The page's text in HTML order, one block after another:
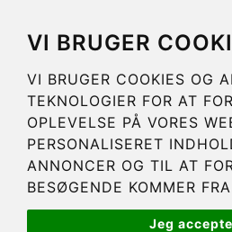
VI BRUGER
VI BRUGER COOKIES OG
TEKNOLOGIER FOR AT
OPLEVELSE PÅ VORES
PERSONALISERET
ANNONCER OG TIL AT
BESØGENDE KOMMER
Jeg